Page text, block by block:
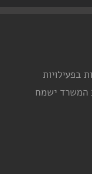
בפעילויות
המשרד ישמח